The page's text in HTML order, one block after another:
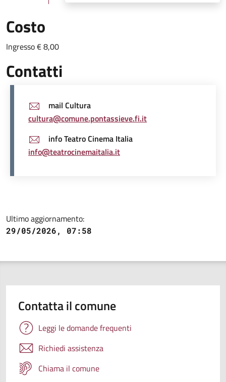
Costo
Ingresso € 8,00
Contatti
mail Cultura
cultura@comune.pontassieve.fi.it
info Teatro Cinema Italia
info@teatrocinemaitalia.it
Ultimo aggiornamento:
29/05/2026, 07:58
Contatta il comune
Leggi le domande frequenti
Richiedi assistenza
Chiama il comune